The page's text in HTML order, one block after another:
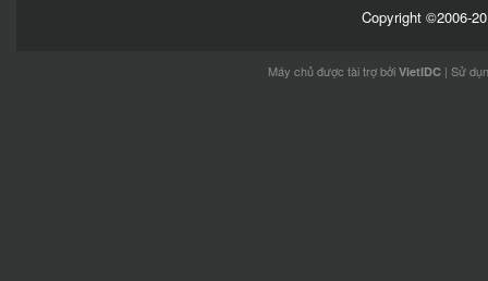
Copyright ©2006-
Máy chủ được tài trợ bởi VietIDC | Sử